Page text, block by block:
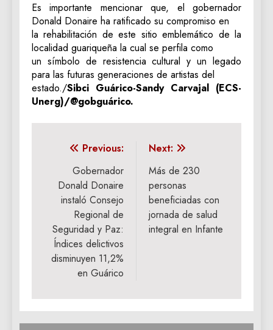
Es importante mencionar que, el gobernador
Donald Donaire ha ratificado su compromiso en
la rehabilitación de este sitio emblemático de la
localidad guariqueña la cual se perfila como
un símbolo de resistencia cultural y un legado
para las futuras generaciones de artistas del
estado./Sibci Guárico-Sandy Carvajal (ECS-
Unerg)/@gobguárico.
Navegación
entradas
Previous:
Gobernador
Donald Donaire
instaló Consejo
Regional de
Seguridad y Paz:
Índices delictivos
disminuyen 11,2%
en Guárico
Next:
Más de 230
personas
beneficiadas con
jornada de salud
integral en Infante